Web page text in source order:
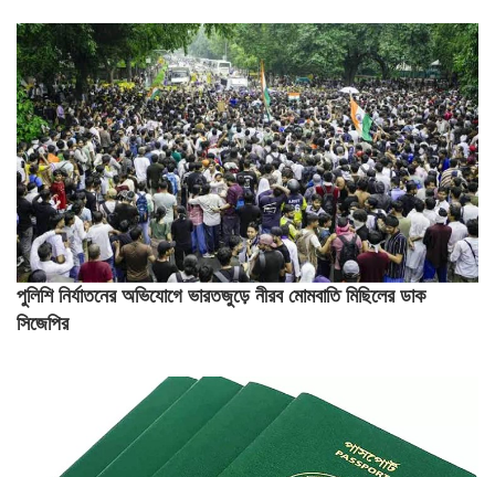
পুলিশি নির্যাতনের অভিযোগে ভারতজুড়ে নীরব মোমবাতি মিছিলের ডাক
সিজেপির